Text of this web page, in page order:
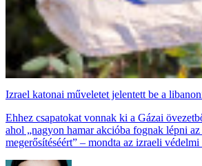
Izrael katonai műveletet jelentett be a
Ehhez csapatokat vonnak ki a Gázai
ahol „nagyon hamar akcióba fognak lépni az
megerősítéséért” – mondta az izraeli védelmi